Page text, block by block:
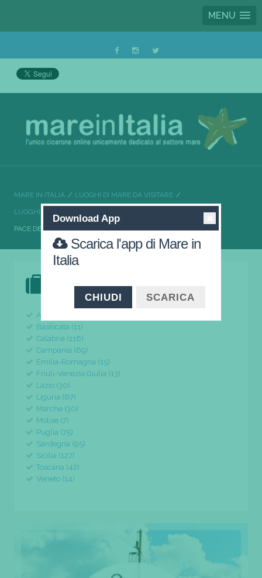
MENU
MARE IN ITALIA LUOGHI DI MARE DA VISITARE
LUOGHI DI MARE DA VISITARE SICILIA
PACE DEL MELA SOLE E MARE A BRACCETTO
Abruzzo (24)
Basilicata (11)
Calabria (116)
Campania (69)
Emilia-Romagna (15)
Friuli-Venezia Giulia (13)
Lazio (30)
Liguria (67)
Marche (30)
Molise (7)
Puglia (75)
Sardegna (95)
Sicilia (127)
Toscana (42)
Veneto (14)
Download App
Scarica l'app di Mare in
Italia
CHIUDI SCARICA